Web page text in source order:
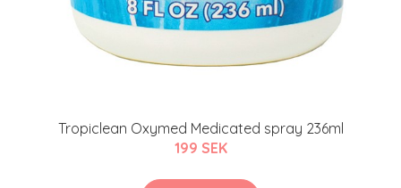
Tropiclean Oxymed Medicated spray 236ml
199 SEK